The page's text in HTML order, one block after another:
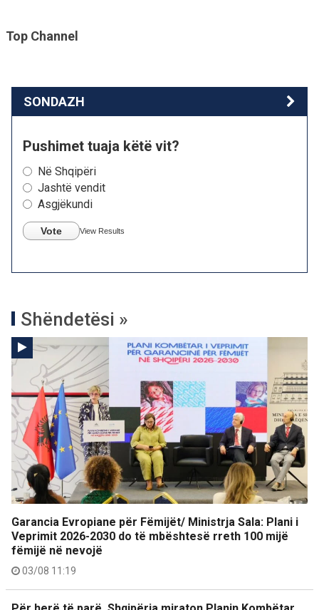
Top Channel
SONDAZH
Pushimet tuaja këtë vit?
Në Shqipëri
Jashtë vendit
Asgjëkundi
Vote View Results
Shëndetësi »
Garancia Evropiane për Fëmijët/ Ministrja Sala: Plani i
Veprimit 2026-2030 do të mbështesë rreth 100 mijë
fëmijë në nevojë
03/08 11:19